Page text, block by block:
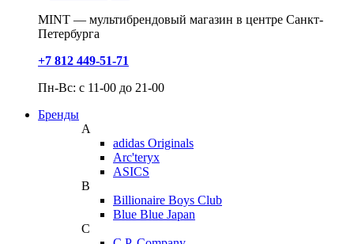
MINT — мультибрендовый магазин в центре Санкт-
Петербурга
+7 812 449-51-71
Пн-Вс: с 11-00 до 21-00
Бренды
A
adidas Originals
Arc'teryx
ASICS
B
Billionaire Boys Club
Blue Blue Japan
C